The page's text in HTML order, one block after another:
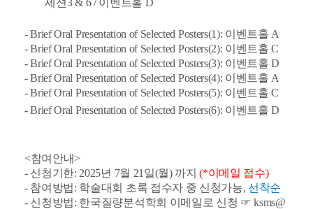
세션3 & 6 /이벤트홀 D
- Brief Oral Presentation of Selected Posters(1): 이벤트홀 A
- Brief Oral Presentation of Selected Posters(2): 이벤트홀 C
- Brief Oral Presentation of Selected Posters(3): 이벤트홀 D
- Brief Oral Presentation of Selected Posters(4): 이벤트홀 A
- Brief Oral Presentation of Selected Posters(5): 이벤트홀 C
- Brief Oral Presentation of Selected Posters(6): 이벤트홀 D
<참여안내>
- 신청기한: 2025년 7월 21일(월) 까지(*이메일 접수)
- 참여방법: 학술대회 초록 접수자 중 신청가능, 선착순
- 신청방법: 한국질량분석학회 이메일로 신청 ☞ ksms@